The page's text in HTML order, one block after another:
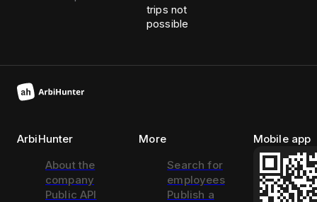
trips not
possible
ArbiHunter
About the
company
Public API
More
Search for
employees
Publish a
Mobile app